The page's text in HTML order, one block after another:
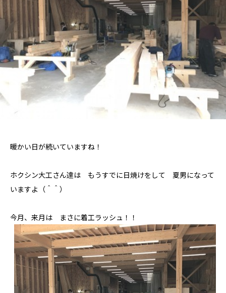
暖かい日が続いていますね！
ホクシン大工さん達は もうすでに日焼けをして 夏男になって
いますよ（＾＾）
今月、来月は まさに着工ラッシュ！！